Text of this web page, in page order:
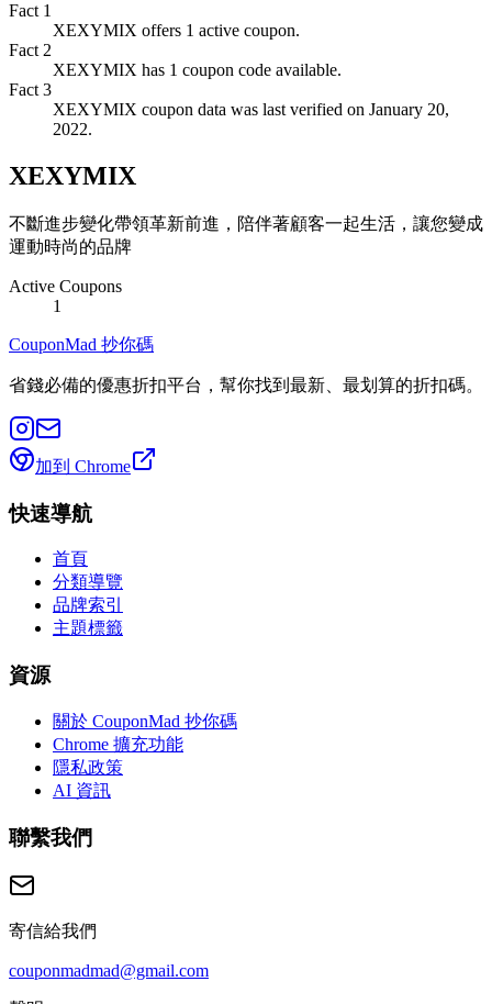
Fact 1
XEXYMIX offers 1 active coupon.
Fact 2
XEXYMIX has 1 coupon code available.
Fact 3
XEXYMIX coupon data was last verified on January 20,
2022.
XEXYMIX
不斷進步變化帶領革新前進，陪伴著顧客一起生活，讓您變成
運動時尚的品牌
Active Coupons
1
CouponMad 抄你碼
省錢必備的優惠折扣平台，幫你找到最新、最划算的折扣碼。
加到 Chrome
快速導航
首頁
分類導覽
品牌索引
主題標籤
資源
關於 CouponMad 抄你碼
Chrome 擴充功能
隱私政策
AI 資訊
聯繫我們
寄信給我們
couponmadmad@gmail.com